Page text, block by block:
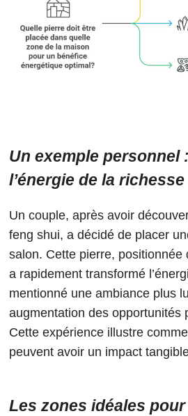
Un exemple personnel
l’énergie de la richesse
Un couple, après avoir
feng shui, a décidé de placer
salon. Cette pierre, positionnée
a rapidement transformé
mentionné une ambiance plus
augmentation des opportunités
Cette expérience illustre
peuvent avoir un impact
Les zones idéales